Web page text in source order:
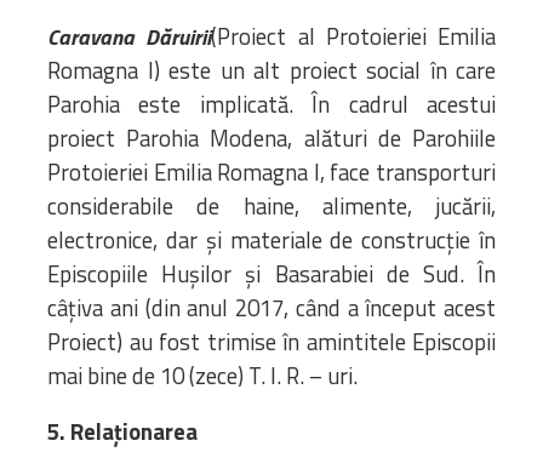
Caravana Dăruirii(Proiect al Protoieriei Emilia
Romagna I) este un alt proiect social în care
Parohia este implicată. În cadrul acestui
proiect Parohia Modena, alături de Parohiile
Protoieriei Emilia Romagna I, face transporturi
considerabile de haine, alimente, jucării,
electronice, dar și materiale de construcție în
Episcopiile Hușilor și Basarabiei de Sud. În
câțiva ani (din anul 2017, când a început acest
Proiect) au fost trimise în amintitele Episcopii
mai bine de 10 (zece) T. I. R. – uri.
5. Relaționarea